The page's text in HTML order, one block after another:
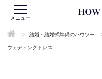
メニュー
> 結婚・結婚式準備のハウツー
ウェディングドレス